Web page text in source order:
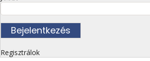
Regisztrálok